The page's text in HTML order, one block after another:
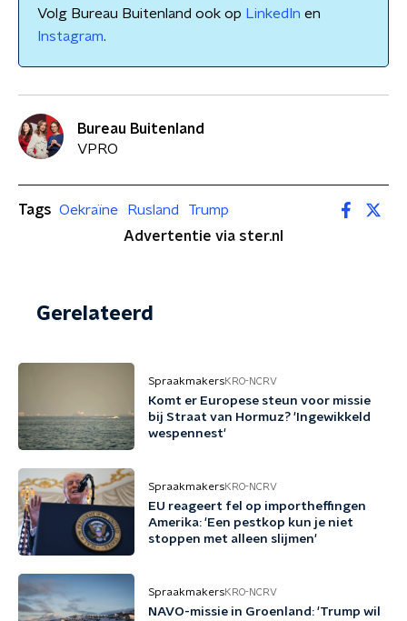
Volg Bureau Buitenland ook op LinkedIn en
Instagram.
Bureau Buitenland
VPRO
Tags Oekraïne Rusland
Trump
Advertentie via ster.nl
Gerelateerd
SpraakmakersKRO-NCRV
Komt er Europese steun voor missie
bij Straat van Hormuz? 'Ingewikkeld
wespennest'
SpraakmakersKRO-NCRV
EU reageert fel op importheffingen
Amerika: 'Een pestkop kun je niet
stoppen met alleen slijmen'
SpraakmakersKRO-NCRV
NAVO-missie in Groenland: 'Trump wil